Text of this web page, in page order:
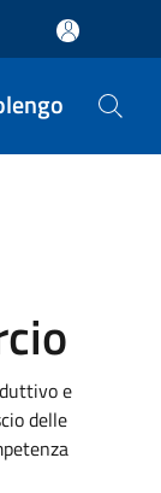
e
delle